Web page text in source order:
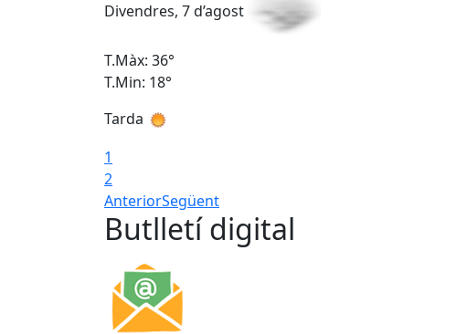
Divendres, 7 d’agost
T.Màx: 36°
T.Min: 18°
Tarda
1
2
AnteriorSegüent
Butlletí digital